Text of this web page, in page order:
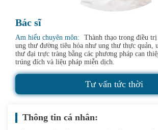
Bác sĩ
Am hiểu chuyên môn:
Thành thạo trong điều
ung thư đường tiêu hóa như ung thư thực quản,
thư đại trực tràng bằng các phương pháp can
trúng đích và liệu pháp miễn dịch.
Tư vấn tức thời
Thông tin cá nhân: